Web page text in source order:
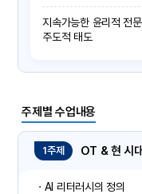
지속가능한 윤리적 전
주도적 태도
주제별 수업내용
1주제 OT & 현 시
· AI 리터러시의 정의